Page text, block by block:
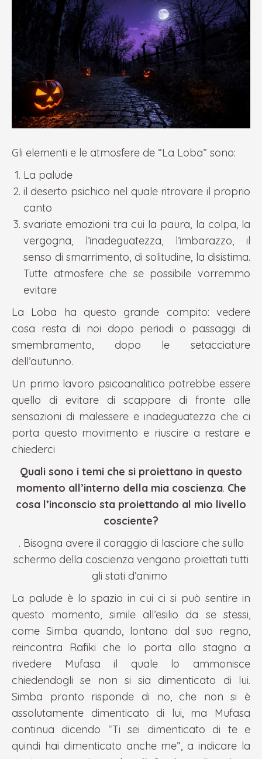
Gli elementi e le atmosfere de “La Loba” sono:
La palude
il deserto psichico nel quale ritrovare il proprio
canto
svariate emozioni tra cui la paura, la colpa, la
vergogna, l’inadeguatezza, l’imbarazzo, il
senso di smarrimento, di solitudine, la disistima.
Tutte atmosfere che se possibile vorremmo
evitare
La Loba ha questo grande compito: vedere
cosa resta di noi dopo periodi o passaggi di
smembramento, dopo le setacciature
dell’autunno.
Un primo lavoro psicoanalitico potrebbe essere
quello di evitare di scappare di fronte alle
sensazioni di malessere e inadeguatezza che ci
porta questo movimento e riuscire a restare e
chiederci
Quali sono i temi che si proiettano in questo
momento all’interno della mia coscienza. Che
cosa l’inconscio sta proiettando al mio livello
cosciente?
. Bisogna avere il coraggio di lasciare che sullo
schermo della coscienza vengano proiettati tutti
gli stati d’animo
La palude è lo spazio in cui ci si può sentire in
questo momento, simile all’esilio da se stessi,
come Simba quando, lontano dal suo regno,
reincontra Rafiki che lo porta allo stagno a
rivedere Mufasa il quale lo ammonisce
chiedendogli se non si sia dimenticato di lui.
Simba pronto risponde di no, che non si è
assolutamente dimenticato di lui, ma Mufasa
continua dicendo “Ti sei dimenticato di te e
quindi hai dimenticato anche me”, a indicare la